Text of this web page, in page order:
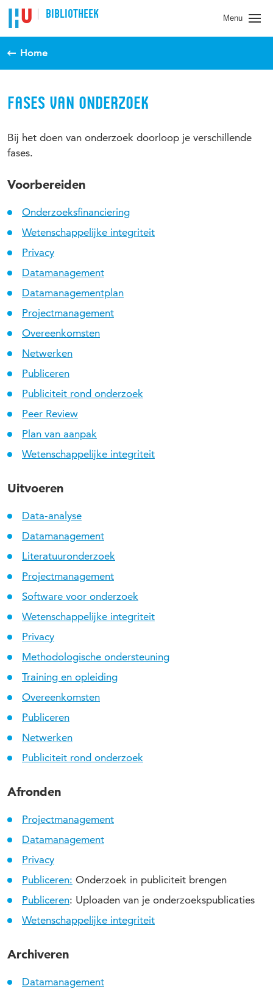
BIBLIOTHEEK Menu
Home
FASES VAN ONDERZOEK
Bij het doen van onderzoek doorloop je verschillende
fases.
Voorbereiden
Onderzoeksfinanciering
Wetenschappelijke integriteit
Privacy
Datamanagement
Datamanagementplan
Projectmanagement
Overeenkomsten
Netwerken
Publiceren
Publiciteit rond onderzoek
Peer Review
Plan van aanpak
Wetenschappelijke integriteit
Uitvoeren
Data-analyse
Datamanagement
Literatuuronderzoek
Projectmanagement
Software voor onderzoek
Wetenschappelijke integriteit
Privacy
Methodologische ondersteuning
Training en opleiding
Overeenkomsten
Publiceren
Netwerken
Publiciteit rond onderzoek
Afronden
Projectmanagement
Datamanagement
Privacy
Publiceren: Onderzoek in publiciteit brengen
Publiceren: Uploaden van je onderzoekspublicaties
Wetenschappelijke integriteit
Archiveren
Datamanagement